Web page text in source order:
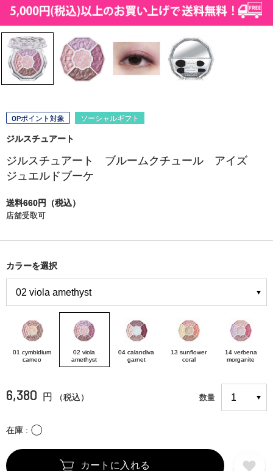
OPポイント対象 ソーシャルギフト
ジルスチュアート
ジルスチュアート ブルームクチュール アイズ
ジュエルドブーケ
送料660円（税込）
店舗受取可
カラーを選択
01 cymbidium
cameo
02 viola
amethyst
04 calandiva
garnet
13 sunflower
coral
14 verbena
morganite
6,380 円 （税込） 数量
在庫 〇
カートに入れる